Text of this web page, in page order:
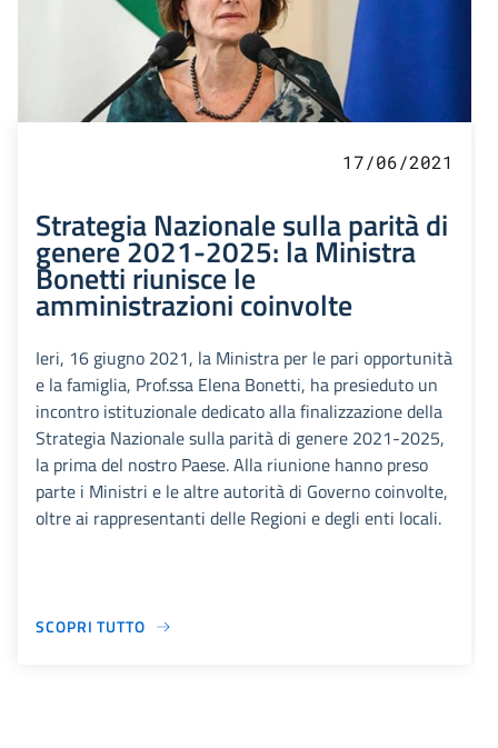
17/06/2021
Strategia Nazionale sulla parità di
genere 2021-2025: la Ministra
Bonetti riunisce le
amministrazioni coinvolte
Ieri, 16 giugno 2021, la Ministra per le pari opportunità
e la famiglia, Prof.ssa Elena Bonetti, ha presieduto un
incontro istituzionale dedicato alla finalizzazione della
Strategia Nazionale sulla parità di genere 2021-2025,
la prima del nostro Paese. Alla riunione hanno preso
parte i Ministri e le altre autorità di Governo coinvolte,
oltre ai rappresentanti delle Regioni e degli enti locali.
SCOPRI TUTTO